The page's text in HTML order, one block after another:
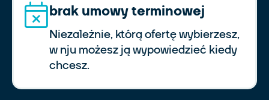
brak umowy terminowej
Niezależnie, którą ofertę wybierzesz,
w nju możesz ją wypowiedzieć kiedy
chcesz.